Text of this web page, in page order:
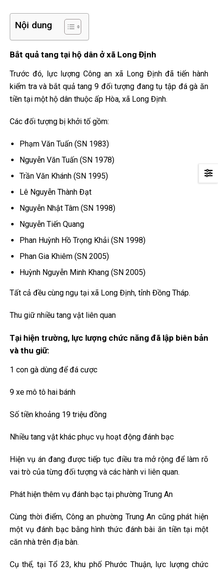
Nội dung
Bắt quả tang tại hộ dân ở xã Long Định
Trước đó, lực lượng Công an xã Long Định đã tiến hành
kiểm tra và bắt quả tang 9 đối tượng đang tụ tập đá gà ăn
tiền tại một hộ dân thuộc ấp Hòa, xã Long Định.
Các đối tượng bị khởi tố gồm:
Phạm Văn Tuấn (SN 1983)
Nguyễn Văn Tuấn (SN 1978)
Trần Văn Khánh (SN 1995)
Lê Nguyễn Thành Đạt
Nguyễn Nhật Tâm (SN 1998)
Nguyễn Tiến Quang
Phan Huỳnh Hồ Trọng Khải (SN 1998)
Phan Gia Khiêm (SN 2005)
Huỳnh Nguyễn Minh Khang (SN 2005)
Tất cả đều cùng ngụ tại xã Long Định, tỉnh Đồng Tháp.
Thu giữ nhiều tang vật liên quan
Tại hiện trường, lực lượng chức năng đã lập biên bản
và thu giữ:
1 con gà dùng để đá cược
9 xe mô tô hai bánh
Số tiền khoảng 19 triệu đồng
Nhiều tang vật khác phục vụ hoạt động đánh bạc
Hiện vụ án đang được tiếp tục điều tra mở rộng để làm rõ
vai trò của từng đối tượng và các hành vi liên quan.
Phát hiện thêm vụ đánh bạc tại phường Trung An
Cùng thời điểm, Công an phường Trung An cũng phát hiện
một vụ đánh bạc bằng hình thức đánh bài ăn tiền tại một
căn nhà trên địa bàn.
Cụ thể, tại Tổ 23, khu phố Phước Thuận, lực lượng chức